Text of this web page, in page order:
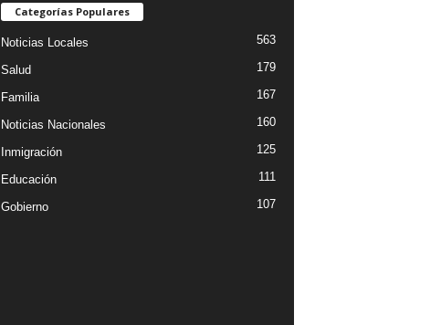
Categorías Populares
Noticias Locales 563
Salud 179
Familia 167
Noticias Nacionales 160
Inmigración 125
Educación 111
Gobierno 107